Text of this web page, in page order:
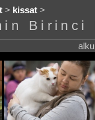
> kissat>
Birinci